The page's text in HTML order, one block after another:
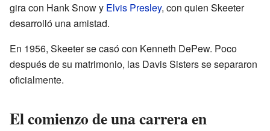
gira con Hank Snow y Elvis Presley, con quien Skeeter
desarrolló una amistad.
En 1956, Skeeter se casó con Kenneth DePew. Poco
después de su matrimonio, las Davis Sisters se separaron
oficialmente.
El comienzo de una carrera en